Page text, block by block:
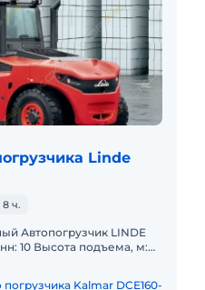
Linde
ч.
10 Высота подъема, м:
Kalmar DCE160-